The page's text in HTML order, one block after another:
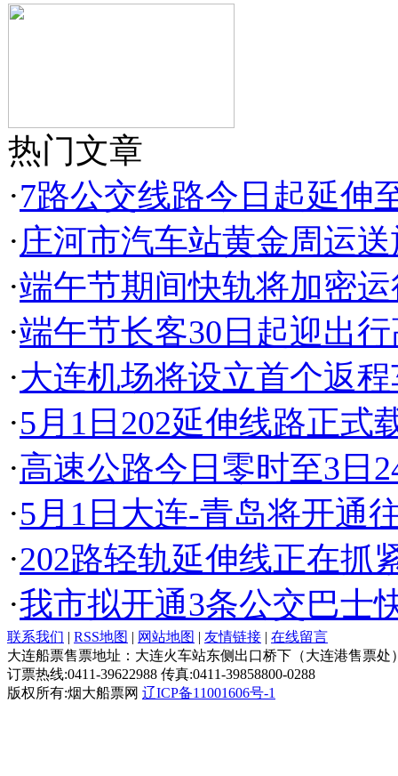
热门文章
·7路公交线路今日起延伸
·庄河市汽车站黄金周运
·端午节期间快轨将加密
·端午节长客30日起迎出
·大连机场将设立首个返
·5月1日202延伸线路正式
·高速公路今日零时至3日
·5月1日大连-青岛将开通
·202路轻轨延伸线正在抓
·我市拟开通3条公交巴士
联系我们 | RSS地图 | 网站地图 | 友情链接 | 在线留言
大连船票售票地址：大连火车站东侧出口桥下（大连港售票处
订票热线:0411-39622988 传真:0411-39858800-0288
版权所有:烟大船票网 辽ICP备11001606号-1